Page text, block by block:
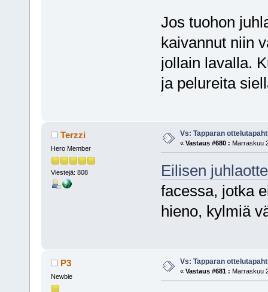
Jos tuohon
kaivannut niin
jollain lavalla.
ja pelureita
Terzzi
Hero Member
Viestejä: 808
Vs: Tapparan
« Vastaus #680 : Marraskuu
Eilisen
facessa, jotka
hieno, kylmiä
P3
Newbie
Vs: Tapparan
« Vastaus #681 : Marraskuu